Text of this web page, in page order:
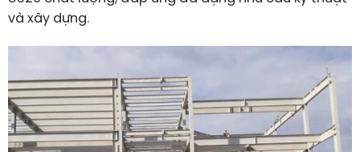
và xây dựng.